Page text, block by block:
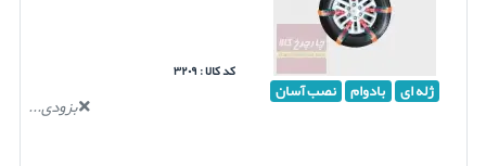
ژله ای بادوام نصب آسان
کد کالا : ۳۲۰۹
بزودی...